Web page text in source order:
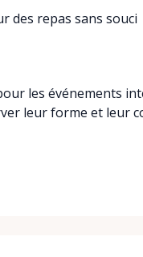
des repas sans souci
les événements
leur forme et leur